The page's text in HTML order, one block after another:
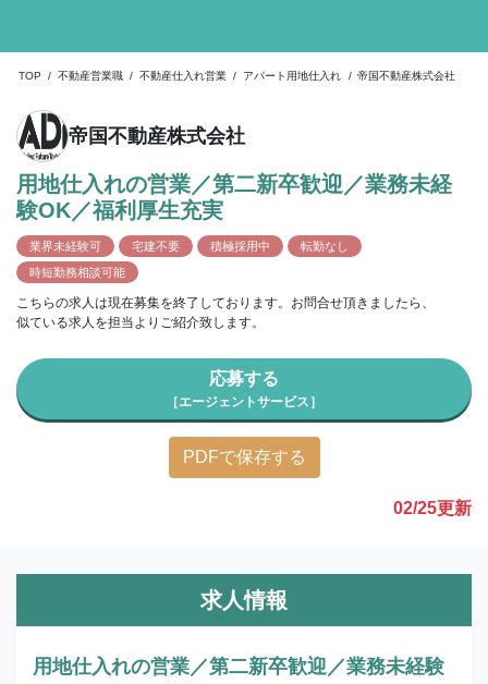
TOP / 不動産営業職 / 不動産仕入れ営業 / アパート用地仕入れ / 帝国不動産株式会社
帝国不動産株式会社
用地仕入れの営業／第二新卒歓迎／業務未経
験OK／福利厚生充実
業界未経験可 宅建不要 積極採用中
転勤なし
時短勤務相談可能
こちらの求人は現在募集を終了しております。お問合せ頂きましたら、
似ている求人を担当よりご紹介致します。
応募する
［エージェントサービス］
PDFで保存する
02/25更新
求人情報
用地仕入れの営業／第二新卒歓迎／業務未経験